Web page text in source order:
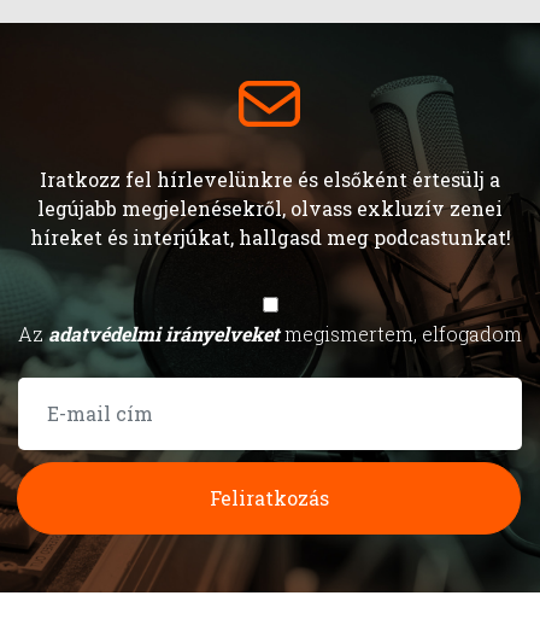
Iratkozz fel hírlevelünkre és elsőként értesülj a
legújabb megjelenésekről, olvass exkluzív zenei
híreket és interjúkat, hallgasd meg podcastunkat!
Azadatvédelmi irányelveketmegismertem, elfogadom
Feliratkozás